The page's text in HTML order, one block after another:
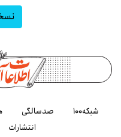
شبکه۱۰۰ صدسالگی
انتشارات